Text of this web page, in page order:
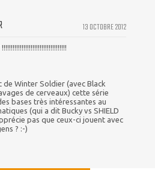
13 OCTOBRE 2012
de Winter Soldier (avec Black
de cerveaux) cette série
bases très intéressantes au
(qui a dit Bucky vs SHIELD
pas que ceux-ci jouent avec
? :-)